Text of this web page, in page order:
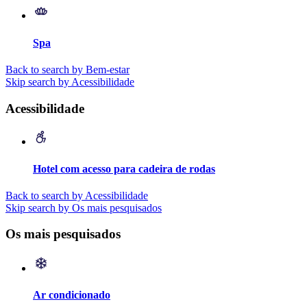
Spa
Back to search by Bem-estar
Skip search by Acessibilidade
Acessibilidade
Hotel com acesso para cadeira de rodas
Back to search by Acessibilidade
Skip search by Os mais pesquisados
Os mais pesquisados
Ar condicionado